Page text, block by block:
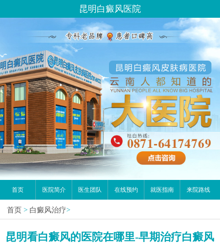
昆明白癜风医院
首页 医院简介 医生团队 在线预约 就医指南 来院路线
首页 > 白癜风治疗>
昆明看白癜风的医院在哪里-早期治疗白癜风
请问你是有白斑、白癜风问题吗？